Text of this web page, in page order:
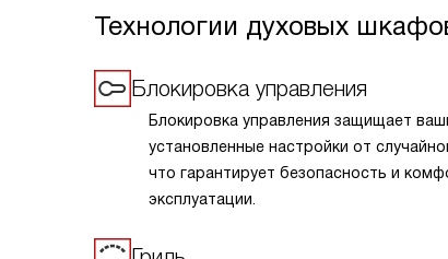
Технологии духовых
Блокировка управления
Блокировка управления защищает
установленные настройки от
что гарантирует безопасность и
эксплуатации.